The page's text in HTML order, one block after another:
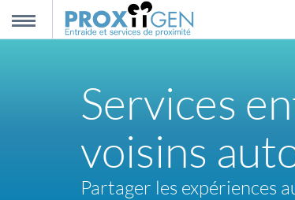
Services
voisins
Partager les expériences